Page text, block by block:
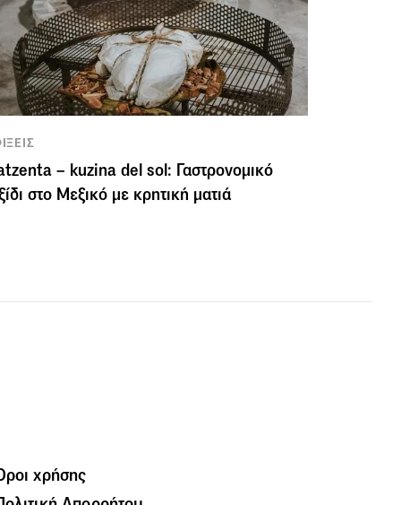
– kuzina del sol: Γαστρονομικό
στο Μεξικό με κρητική ματιά
χρήσης